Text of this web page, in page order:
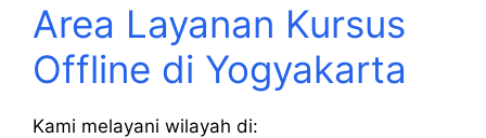
Area Layanan Kursus
Offline di Yogyakarta
Kami melayani wilayah di: